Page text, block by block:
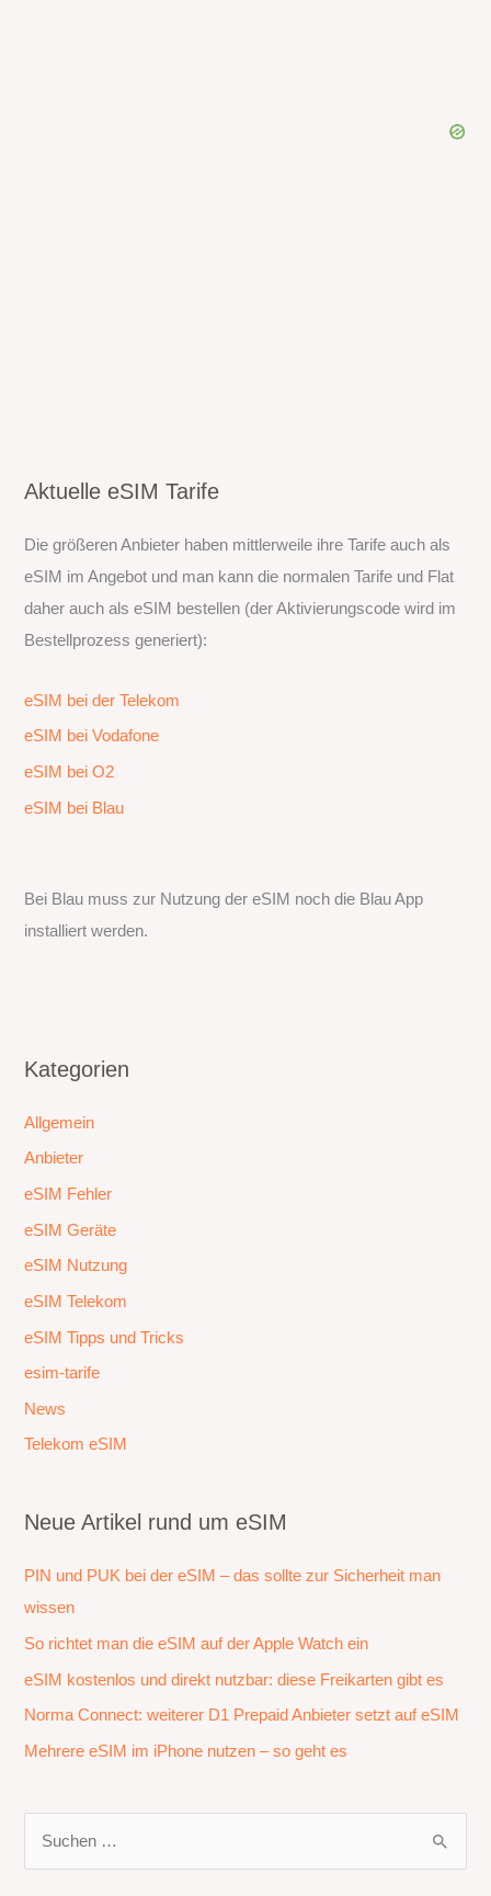
Aktuelle eSIM Tarife
Die größeren Anbieter haben mittlerweile ihre Tarife auch als
eSIM im Angebot und man kann die normalen Tarife und Flat
daher auch als eSIM bestellen (der Aktivierungscode wird im
Bestellprozess generiert):
eSIM bei der Telekom
eSIM bei Vodafone
eSIM bei O2
eSIM bei Blau
Bei Blau muss zur Nutzung der eSIM noch die Blau App
installiert werden.
Kategorien
Allgemein
Anbieter
eSIM Fehler
eSIM Geräte
eSIM Nutzung
eSIM Telekom
eSIM Tipps und Tricks
esim-tarife
News
Telekom eSIM
Neue Artikel rund um eSIM
PIN und PUK bei der eSIM – das sollte zur Sicherheit man
wissen
So richtet man die eSIM auf der Apple Watch ein
eSIM kostenlos und direkt nutzbar: diese Freikarten gibt es
Norma Connect: weiterer D1 Prepaid Anbieter setzt auf eSIM
Mehrere eSIM im iPhone nutzen – so geht es